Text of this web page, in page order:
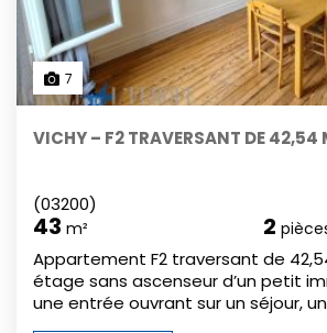
pratique.
7
VICHY – F2 TRAVERSANT DE 42,54
(03200)
43 m² 2
Appartement F2 traversant de
étage sans ascenseur d’un petit
une entrée ouvrant sur un séjour,